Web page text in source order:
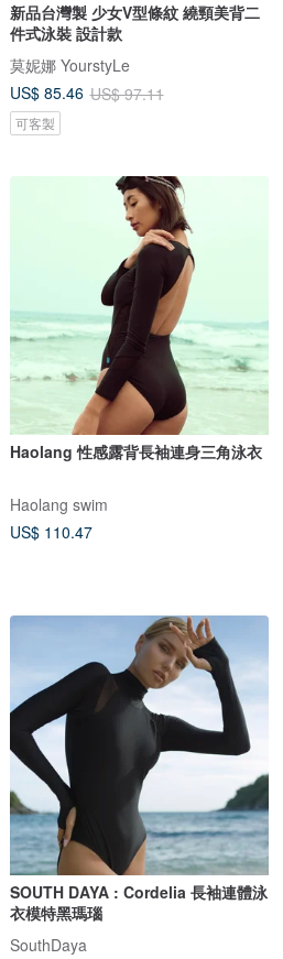
新品台灣製 少女V型條紋 繞頸美背二
件式泳裝 設計款
莫妮娜 YourstyLe
US$ 85.46 US$ 97.11
可客製
Haolang 性感露背長袖連身三角泳衣
Haolang swim
US$ 110.47
SOUTH DAYA : Cordelia 長袖連體泳
衣模特黑瑪瑙
SouthDaya